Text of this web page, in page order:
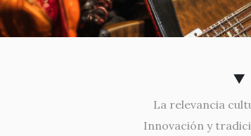
La relevancia
Innovación y